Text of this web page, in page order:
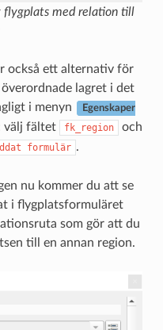
flygplats med relation till
också ett alternativ för
lagret i det
i menyn
Egenskaper
välj fältet fk_region
och
formulär .
nu kommer du att se
i flygplatsformuläret
som gör att du
till en annan region.